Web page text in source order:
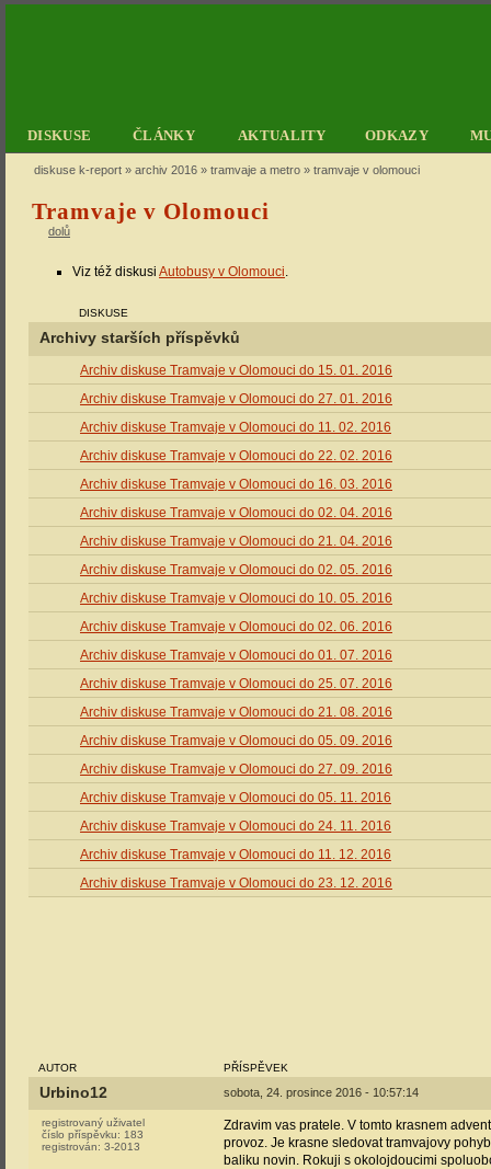
DISKUSE ČLÁNKY AKTUALITY ODKAZY
diskuse k-report » archiv 2016 » tramvaje a metro » tramvaje v olomouci
Tramvaje v Olomouci
dolů
Viz též diskusi Autobusy v Olomouci.
DISKUSE
Archivy starších příspěvků
Archiv diskuse Tramvaje v Olomouci do 15. 01. 2016
Archiv diskuse Tramvaje v Olomouci do 27. 01. 2016
Archiv diskuse Tramvaje v Olomouci do 11. 02. 2016
Archiv diskuse Tramvaje v Olomouci do 22. 02. 2016
Archiv diskuse Tramvaje v Olomouci do 16. 03. 2016
Archiv diskuse Tramvaje v Olomouci do 02. 04. 2016
Archiv diskuse Tramvaje v Olomouci do 21. 04. 2016
Archiv diskuse Tramvaje v Olomouci do 02. 05. 2016
Archiv diskuse Tramvaje v Olomouci do 10. 05. 2016
Archiv diskuse Tramvaje v Olomouci do 02. 06. 2016
Archiv diskuse Tramvaje v Olomouci do 01. 07. 2016
Archiv diskuse Tramvaje v Olomouci do 25. 07. 2016
Archiv diskuse Tramvaje v Olomouci do 21. 08. 2016
Archiv diskuse Tramvaje v Olomouci do 05. 09. 2016
Archiv diskuse Tramvaje v Olomouci do 27. 09. 2016
Archiv diskuse Tramvaje v Olomouci do 05. 11. 2016
Archiv diskuse Tramvaje v Olomouci do 24. 11. 2016
Archiv diskuse Tramvaje v Olomouci do 11. 12. 2016
Archiv diskuse Tramvaje v Olomouci do 23. 12. 2016
AUTOR PŘÍSPĚVEK
Urbino12 sobota, 24. prosince 2016 - 10:57:14
registrovaný uživatel
číslo příspěvku: 183
registrován: 3-2013
Zdravim vas pratele. V tomto krasnem
provoz. Je krasne sledovat tramvajovy
baliku novin. Rokuji s okolojdoucimi